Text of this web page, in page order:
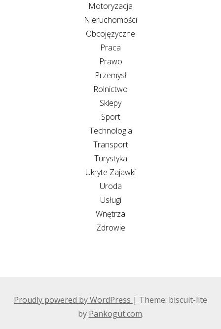
Motoryzacja
Nieruchomości
Obcojęzyczne
Praca
Prawo
Przemysł
Rolnictwo
Sklepy
Sport
Technologia
Transport
Turystyka
Ukryte Zajawki
Uroda
Usługi
Wnętrza
Zdrowie
Proudly powered by WordPress | Theme: biscuit-lite
by Pankogut.com.